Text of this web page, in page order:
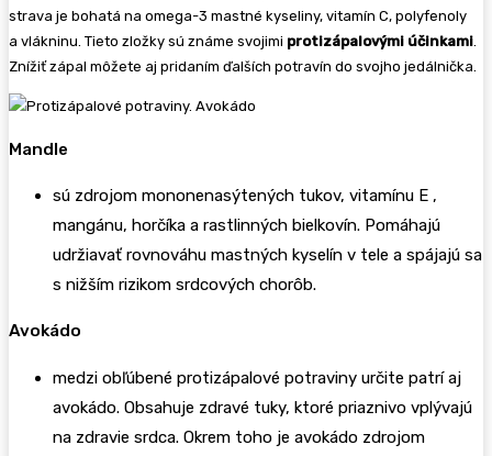
strava je bohatá na omega-3 mastné kyseliny, vitamín C, polyfenoly
a vlákninu. Tieto zložky sú známe svojimi protizápalovými účinkami
Znížiť zápal môžete aj pridaním ďalších potravín do svojho jedálnička.
Mandle
sú zdrojom mononenasýtených tukov, vitamínu E ,
mangánu, horčíka a rastlinných bielkovín. Pomáhajú
udržiavať rovnováhu mastných kyselín v tele a spájajú sa
s nižším rizikom srdcových chorôb.
Avokádo
medzi obľúbené protizápalové potraviny určite patrí aj
avokádo. Obsahuje zdravé tuky, ktoré priaznivo vplývajú
na zdravie srdca. Okrem toho je avokádo zdrojom